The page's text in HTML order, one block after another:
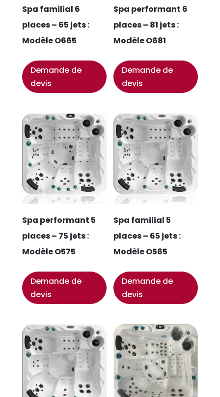
Spa familial 6
places – 65 jets :
Modèle O665
Demande de
devis
Spa performant 6
places – 81 jets :
Modèle O681
Demande de
devis
Spa performant 5
places – 75 jets :
Modèle O575
Demande de
devis
Spa familial 5
places – 65 jets :
Modèle O565
Demande de
devis